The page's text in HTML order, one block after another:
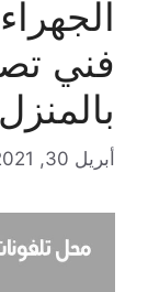
فني
بالمنزل
أبريل 30, 2021